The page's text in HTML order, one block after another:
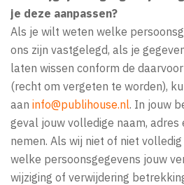
je deze aanpassen?
Als je wilt weten welke
ons zijn vastgelegd, als je
laten wissen conform de
(recht om vergeten te worden),
aan info@publihouse.nl. In jouw
geval jouw volledige naam,
nemen. Als wij niet of niet
welke persoonsgegevens jouw
wijziging of verwijdering